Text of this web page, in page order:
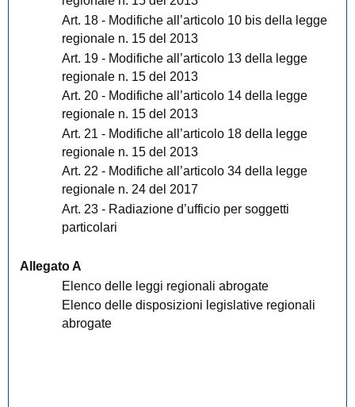
Art. 18 - Modifiche all’articolo 10 bis della legge
regionale n. 15 del 2013
Art. 19 - Modifiche all’articolo 13 della legge
regionale n. 15 del 2013
Art. 20 - Modifiche all’articolo 14 della legge
regionale n. 15 del 2013
Art. 21 - Modifiche all’articolo 18 della legge
regionale n. 15 del 2013
Art. 22 - Modifiche all’articolo 34 della legge
regionale n. 24 del 2017
Art. 23 - Radiazione d’ufficio per soggetti
particolari
Allegato A
Elenco delle leggi regionali abrogate
Elenco delle disposizioni legislative regionali
abrogate